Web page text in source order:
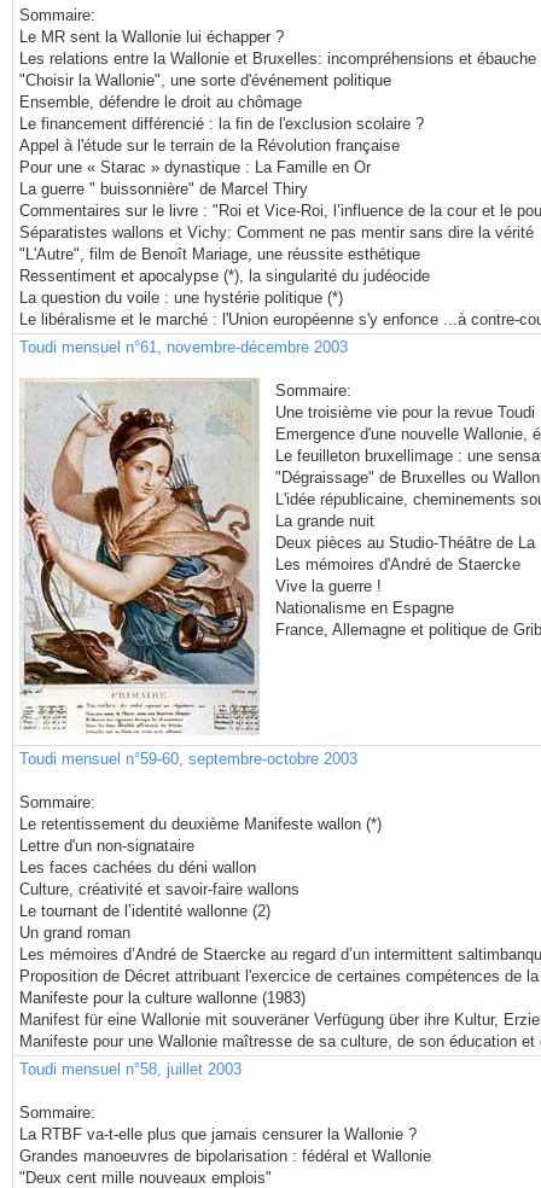
Sommaire:
Le MR sent la Wallonie lui échapper ?
Les relations entre la Wallonie et Bruxelles: incompréhensions et
"Choisir la Wallonie", une sorte d'événement politique
Ensemble, défendre le droit au chômage
Le financement différencié : la fin de l'exclusion scolaire ?
Appel à l'étude sur le terrain de la Révolution française
Pour une « Starac » dynastique : La Famille en Or
La guerre " buissonnière" de Marcel Thiry
Commentaires sur le livre : "Roi et Vice-Roi, l’influence de la cour et le
Séparatistes wallons et Vichy: Comment ne pas mentir sans dire la vérité
"L'Autre", film de Benoît Mariage, une réussite esthétique
Ressentiment et apocalypse (*), la singularité du judéocide
La question du voile : une hystérie politique (*)
Le libéralisme et le marché : l'Union européenne s'y enfonce ...à contre-
Toudi mensuel n°61, novembre-décembre 2003
Sommaire:
Une troisième vie pour la revue Toudi
Emergence d'une nouvelle Wallonie,
Le feuilleton bruxellimage : une
"Dégraissage" de Bruxelles ou
L'idée républicaine, cheminements
La grande nuit
Deux pièces au Studio-Théâtre de La
Les mémoires d'André de Staercke
Vive la guerre !
Nationalisme en Espagne
France, Allemagne et politique de
Toudi mensuel n°59-60, septembre-octobre 2003
Sommaire:
Le retentissement du deuxième Manifeste wallon (*)
Lettre d'un non-signataire
Les faces cachées du déni wallon
Culture, créativité et savoir-faire wallons
Le tournant de l’identité wallonne (2)
Un grand roman
Les mémoires d’André de Staercke au regard d’un intermittent
Proposition de Décret attribuant l'exercice de certaines compétences de
Manifeste pour la culture wallonne (1983)
Manifest für eine Wallonie mit souveräner Verfügung über ihre Kultur,
Manifeste pour une Wallonie maîtresse de sa culture, de son éducation
Toudi mensuel n°58, juillet 2003
Sommaire:
La RTBF va-t-elle plus que jamais censurer la Wallonie ?
Grandes manoeuvres de bipolarisation : fédéral et Wallonie
"Deux cent mille nouveaux emplois"